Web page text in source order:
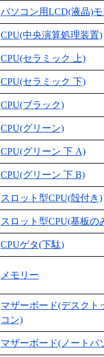
パソコン用LCD(液晶)
CPU(中央演算処理装置)
CPU(セラミック 上)
CPU(セラミック 下)
CPU(ブラック)
CPU(グリーン)
CPU(グリーン 下 A)
CPU(グリーン 下 B)
スロット型CPU(殻付き)
スロット型CPU(基板の
CPUゲタ(下駄)
メモリー
マザーボード(デスクト
コン)
マザーボード(ノートパ